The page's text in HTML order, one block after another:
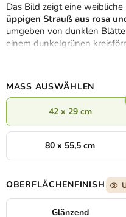
Das Bild zeigt eine weibliche
üppigen Strauß aus rosa
umgeben von dunklen
einem dunkelgrünen
Kontrast zu den weißen
Hintergrund des Bildes
Teil des Halses wirken zart
Werk die Zerbrechlichkeit,
Schönheit des Menschen mit
MASS AUSWÄHLEN
42 x 29 cm
80 x 55,5 cm
OBERFLÄCHENFINISH
Glänzend